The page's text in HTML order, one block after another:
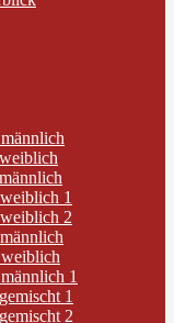
1
2
1
1
2